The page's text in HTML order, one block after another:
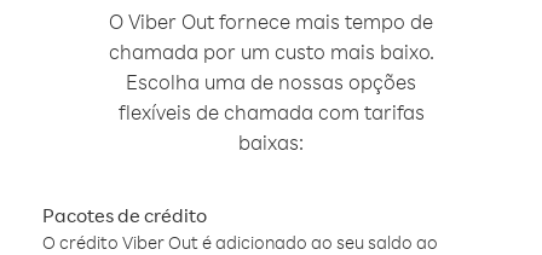
O Viber Out fornece mais tempo de
chamada por um custo mais baixo.
Escolha uma de nossas opções
flexíveis de chamada com tarifas
baixas:
Pacotes de crédito
O crédito Viber Out é adicionado ao seu saldo ao